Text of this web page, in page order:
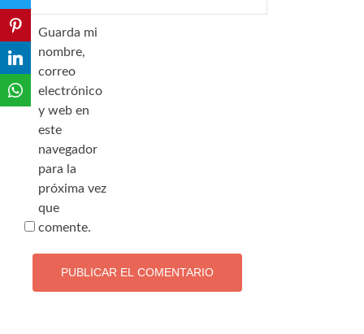
Guarda mi
nombre,
correo
electrónico
y web en
este
navegador
para la
próxima vez
que
comente.